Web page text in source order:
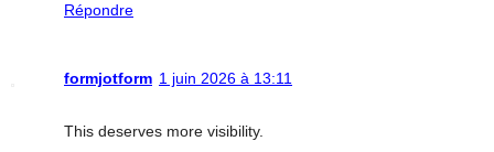
Répondre
formjotform 1 juin 2026 à 13:11
This deserves more visibility.